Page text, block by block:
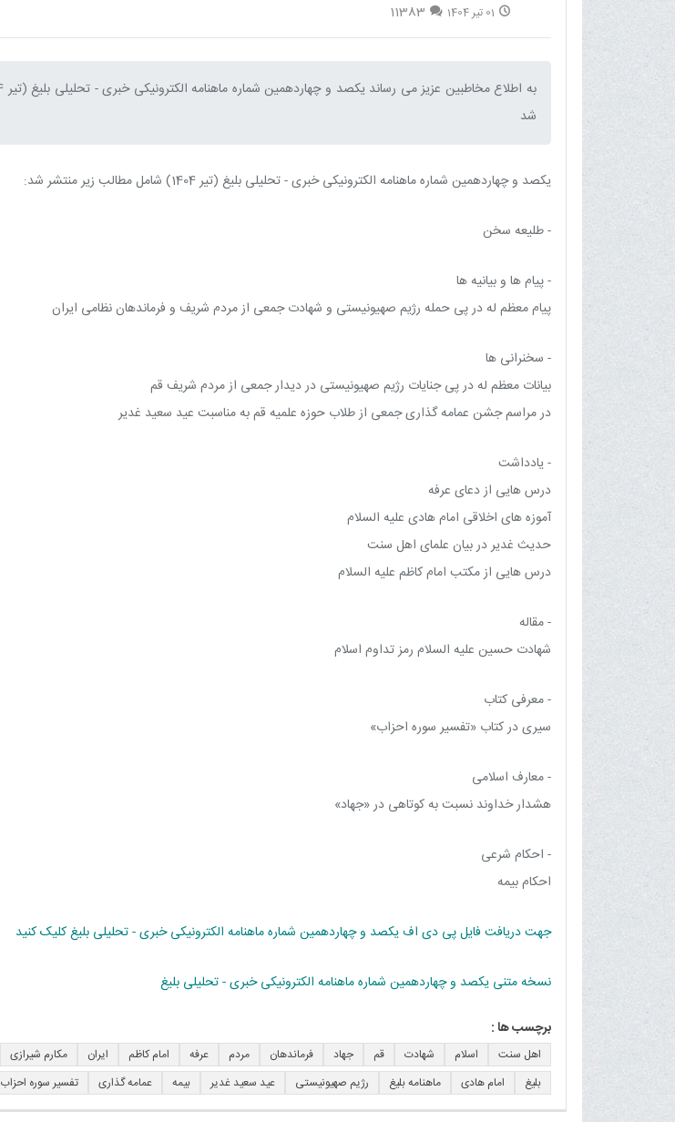
01 تیر 1404 11383
شد‌
یکصد و چهاردهمین شماره ماهنامه الکترونیکی خبری - تحلیلی بلیغ (تیر 1404) شامل مطالب زیر منتشر شد:
- طلیعه سخن
- پیام ها و بیانیه ها
پیام معظم له در پی حمله رژیم صهیونیستی و شهادت جمعی از مردم شریف و فرماندهان نظامی ایران
- سخنرانی ها
بیانات معظم له در پی جنایات رژیم صهیونیستی در دیدار جمعی از مردم شریف قم
در مراسم جشن عمامه گذاری جمعی از طلاب حوزه علمیه قم به مناسبت عید سعید غدیر
- یادداشت
درس هایی از دعای عرفه
آموزه های اخلاقی امام هادی علیه السلام
حدیث غدیر در بیان علمای اهل سنت
درس هایی از مکتب امام کاظم علیه السلام
- مقاله
شهادت حسین علیه السلام رمز تداوم اسلام
- معرفی کتاب
سیری در کتاب «تفسیر سوره احزاب»
- معارف اسلامی
هشدار خداوند نسبت به کوتاهی در «جهاد»
- احکام شرعی
احکام بیمه
جهت دریافت فایل پی دی اف یکصد و چهاردهمین شماره ماهنامه الکترونیکی خبری - تحلیلی بلیغ کلیک کنید
نسخه متنی یکصد و چهاردهمین شماره ماهنامه الکترونیکی خبری - تحلیلی بلیغ
برچسب ها :
اهل سنت اسلام شهادت قم جهاد فرماندهان مردم عرفه امام کاظم ایران مکارم شیرازی
بلیغ
امام هادی ماهنامه بلیغ رژیم صهیونیستی عید سعید غدیر بیمه عمامه گذاری تفسیر سوره احزاب